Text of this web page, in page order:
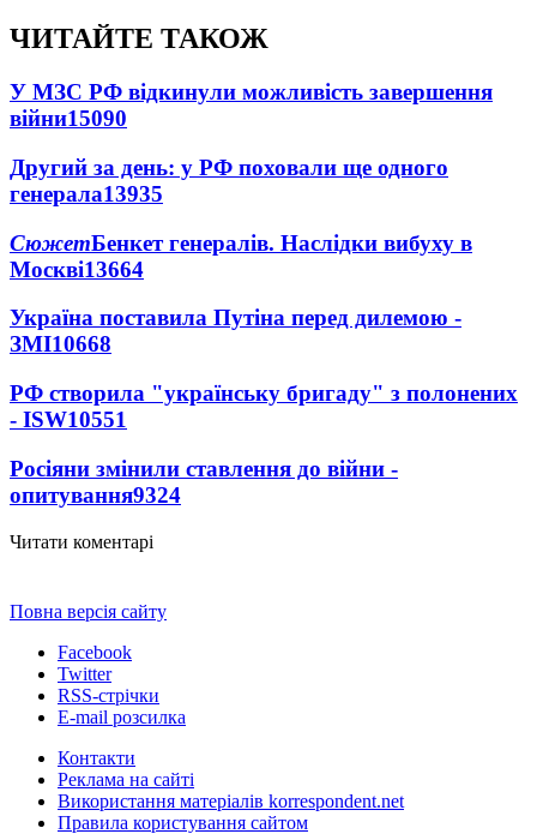
ЧИТАЙТЕ ТАКОЖ
У МЗС РФ відкинули можливість завершення
війни15090
Другий за день: у РФ поховали ще одного
генерала13935
СюжетБенкет генералів. Наслідки вибуху в
Москві13664
Україна поставила Путіна перед дилемою -
ЗМІ10668
РФ створила "українську бригаду" з полонених
- ISW10551
Росіяни змінили ставлення до війни -
опитування9324
Читати коментарі
Повна версія сайту
Facebook
Twitter
RSS-стрічки
E-mail розсилка
Контакти
Реклама на сайті
Використання матеріалів korrespondent.net
Правила користування сайтом